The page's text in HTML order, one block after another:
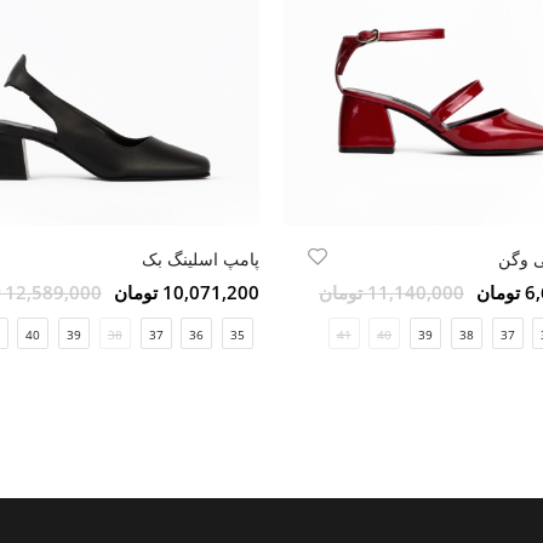
وگن
11,140,000 تومان
37
38
39
40
41
پامپ اسلینگ بک
10,071,200 تومان 12,589,000 تومان
35
36
37
38
39
40